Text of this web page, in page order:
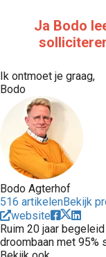
Ja Bodo
Ik ontmoet je graag,
Bodo
Bodo Agterhof
516 artikelenBekijk
website
Ruim 20 jaar
droombaan met 95%